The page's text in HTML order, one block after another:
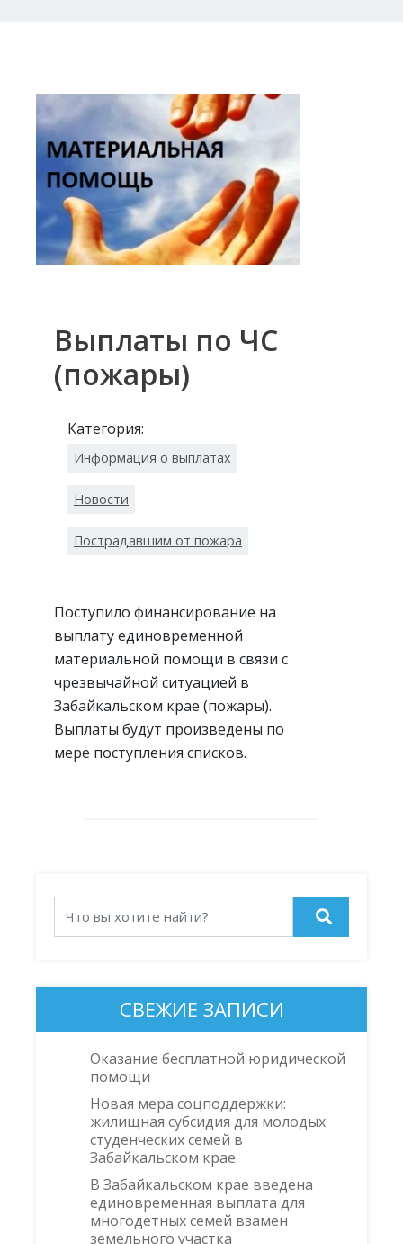
Выплаты по ЧС
(пожары)
Категория:
Информация о выплатах
Новости
Пострадавшим от пожара
Поступило финансирование на
выплату единовременной
материальной помощи в связи с
чрезвычайной ситуацией в
Забайкальском крае (пожары).
Выплаты будут произведены по
мере поступления списков.
СВЕЖИЕ ЗАПИСИ
Оказание бесплатной юридической
помощи
Новая мера соцподдержки:
жилищная субсидия для молодых
студенческих семей в
Забайкальском крае.
В Забайкальском крае введена
единовременная выплата для
многодетных семей взамен
земельного участка